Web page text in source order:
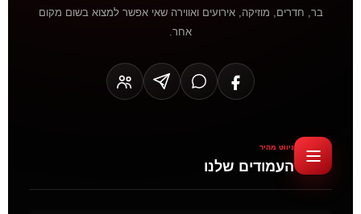
בר, חדרים, מוזיקה, אירועים ואווירה שאי אפשר למצוא בשום מקום
אחר.
ניווט מהיר
העמודים שלנו